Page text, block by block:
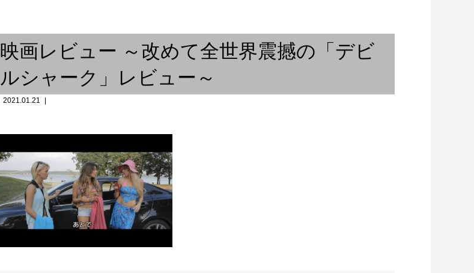
的空間が存在する / 或...
狂乱の発表会
ミャンマーの音楽 / ...
私の楽器は私のカラダ 南米夢紀行
映画レビュー ～改めて全世界震撼の「デビ
ルシャーク」レビュー～
2021.01.21